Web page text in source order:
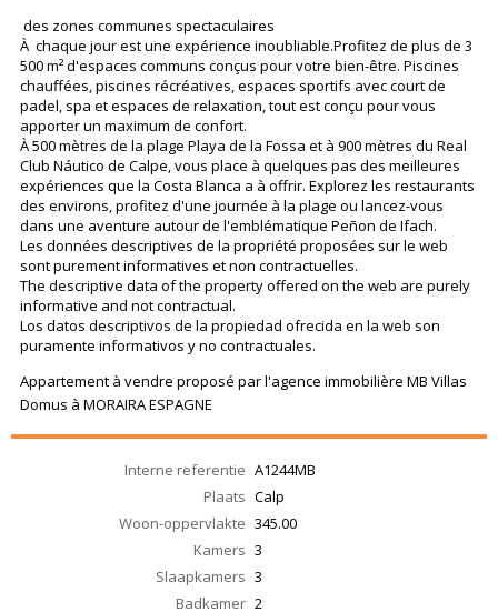
des zones communes spectaculaires
À chaque jour est une expérience inoubliable.Profitez de plus de 3
500 m² d'espaces communs conçus pour votre bien-être. Piscines
chauffées, piscines récréatives, espaces sportifs avec court de
padel, spa et espaces de relaxation, tout est conçu pour vous
apporter un maximum de confort.
À 500 mètres de la plage Playa de la Fossa et à 900 mètres du Real
Club Náutico de Calpe, vous place à quelques pas des meilleures
expériences que la Costa Blanca a à offrir. Explorez les restaurants
des environs, profitez d'une journée à la plage ou lancez-vous
dans une aventure autour de l'emblématique Peñon de Ifach.
Les données descriptives de la propriété proposées sur le web
sont purement informatives et non contractuelles.
The descriptive data of the property offered on the web are purely
informative and not contractual.
Los datos descriptivos de la propiedad ofrecida en la web son
puramente informativos y no contractuales.
Appartement à vendre proposé par l'agence immobilière MB Villas
Domus à MORAIRA ESPAGNE
Interne referentie A1244MB
Plaats Calp
Woon-oppervlakte 345.00
Kamers 3
Slaapkamers 3
Badkamer 2